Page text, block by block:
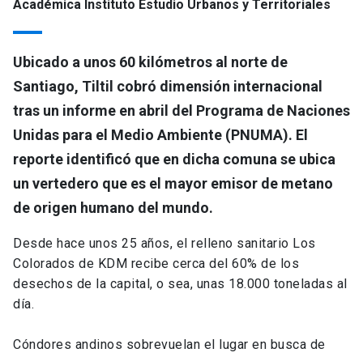
Académica Instituto Estudio Urbanos y Territoriales
Ubicado a unos 60 kilómetros al norte de
Santiago, Tiltil cobró dimensión internacional
tras un informe en abril del Programa de Naciones
Unidas para el Medio Ambiente (PNUMA). El
reporte identificó que en dicha comuna se ubica
un vertedero que es el mayor emisor de metano
de origen humano del mundo.
Desde hace unos 25 años, el relleno sanitario Los
Colorados de KDM recibe cerca del 60% de los
desechos de la capital, o sea, unas 18.000 toneladas al
día.
Cóndores andinos sobrevuelan el lugar en busca de